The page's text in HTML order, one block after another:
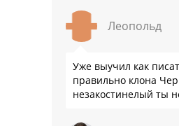
Леопольд
Уже выучил как
правильно клона
незакостинелый ты